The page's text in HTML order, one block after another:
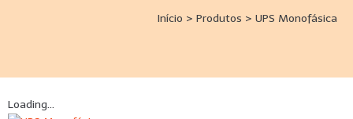
Início > Produtos > UPS Monofásica
Loading...